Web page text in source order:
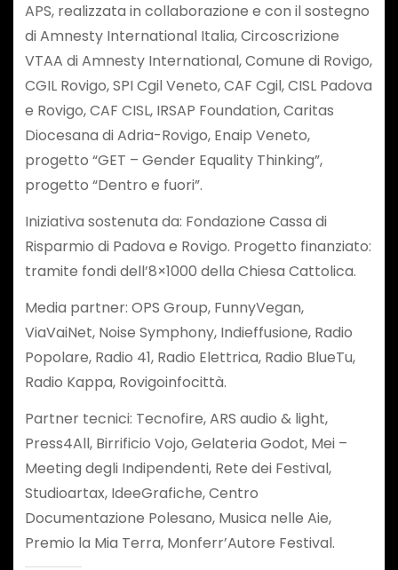
APS, realizzata in collaborazione e con il sostegno
di Amnesty International Italia, Circoscrizione
VTAA di Amnesty International, Comune di Rovigo,
CGIL Rovigo, SPI Cgil Veneto, CAF Cgil, CISL Padova
e Rovigo, CAF CISL, IRSAP Foundation, Caritas
Diocesana di Adria-Rovigo, Enaip Veneto,
progetto “GET – Gender Equality Thinking”,
progetto “Dentro e fuori”.
Iniziativa sostenuta da: Fondazione Cassa di
Risparmio di Padova e Rovigo. Progetto finanziato:
tramite fondi dell’8×1000 della Chiesa Cattolica.
Media partner: OPS Group, FunnyVegan,
ViaVaiNet, Noise Symphony, Indieffusione, Radio
Popolare, Radio 41, Radio Elettrica, Radio BlueTu,
Radio Kappa, Rovigoinfocittà.
Partner tecnici: Tecnofire, ARS audio & light,
Press4All, Birrificio Vojo, Gelateria Godot, Mei –
Meeting degli Indipendenti, Rete dei Festival,
Studioartax, IdeeGrafiche, Centro
Documentazione Polesano, Musica nelle Aie,
Premio la Mia Terra, Monferr’Autore Festival.